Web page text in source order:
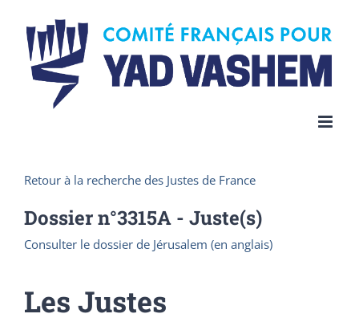
content
Retour à la recherche des Justes de France
Dossier n°3315A - Juste(s)
Consulter le dossier de Jérusalem (en anglais)
Les Justes